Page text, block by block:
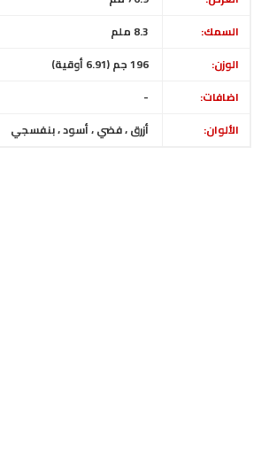
السمك:
8.3 ملم
الوزن:
196 جم (6.91 أوقية)
اضافات:
-
الألوان:
أزرق ، فضي ، أسود ، بنفسجي